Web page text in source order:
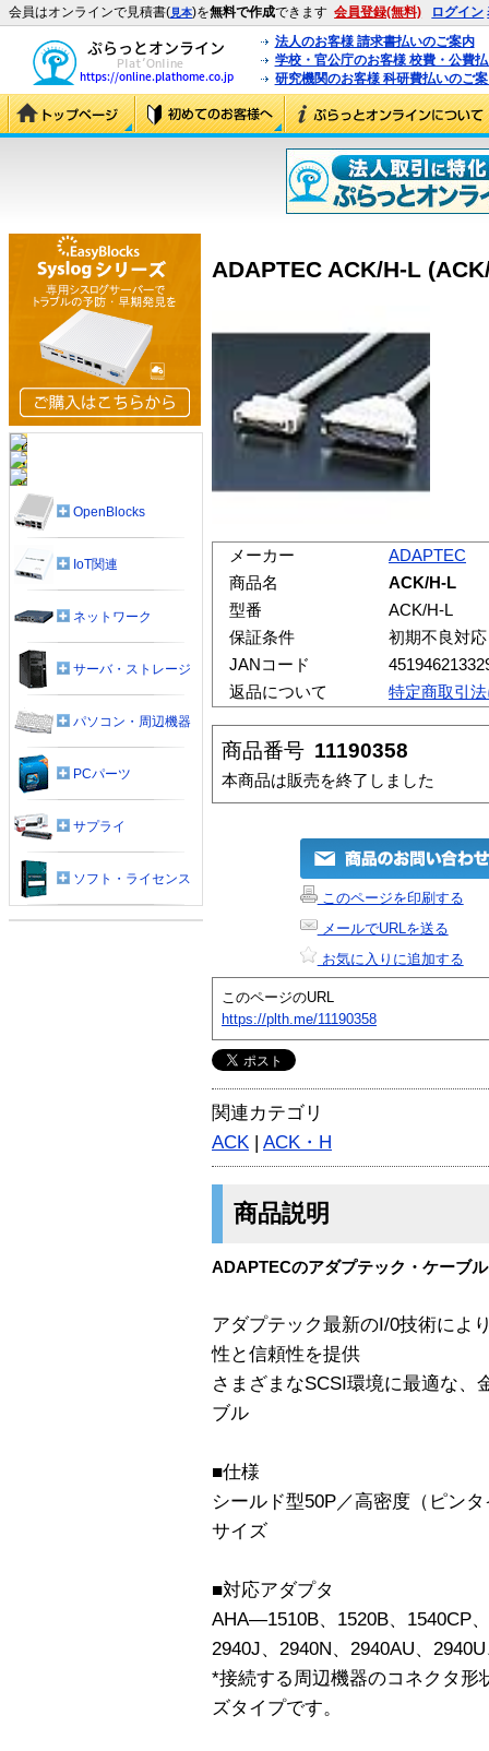
会員はオンラインで見積書(見本)を無料で作成できます 会員登録(無料) ログイン
法人のお客様 請求書払いのご案内
学校・官公庁のお客様 校費・公費
研究機関のお客様 科研費払いのご
ADAPTEC ACK/H-L
メーカー
ADAPTEC
商品名
ACK/H-L
型番
ACK/H-L
保証条件
初期不良対
JANコード
返品について
特定商取引
商品番号 11190358
本商品は販売を終了しました
このページを印刷する
メールでURLを送る
お気に入りに追加する
このページのURL
https://plth.me/11190358
関連カテゴリ
ACK | ACK・H
商品説明
ADAPTECのアダプテック・ケーブ
アダプテック最新のI/0技術によ
性と信頼性を提供
さまざまなSCSI環境に最適な、
ブル
■仕様
シールド型50P／高密度（ピン
サイズ
■対応アダプタ
AHA―1510B、1520B、1540CP
2940J、2940N、2940AU、
*接続する周辺機器のコネクタ
ズタイプです。
OpenBlocks
IoT関連
ネットワーク
サーバ・ストレージ
パソコン・周辺機器
PCパーツ
サプライ
ソフト・ライセンス